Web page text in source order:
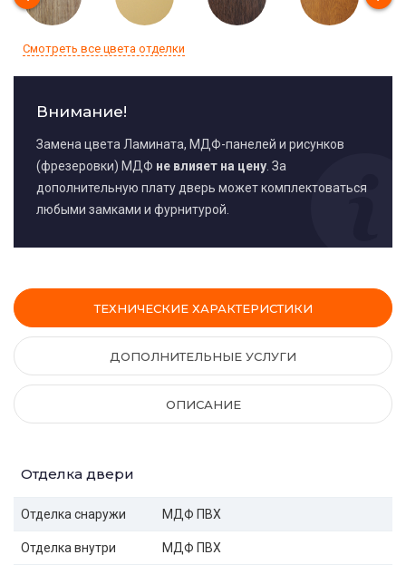
Смотреть все цвета отделки
Внимание!
Замена цвета Ламината, МДФ-панелей и рисунков
(фрезеровки) МДФ не влияет на цену . За
дополнительную плату дверь может комплектоваться
любыми замками и фурнитурой.
ТЕХНИЧЕСКИЕ ХАРАКТЕРИСТИКИ
ДОПОЛНИТЕЛЬНЫЕ УСЛУГИ
ОПИСАНИЕ
Отделка двери
Отделка снаружи МДФ ПВХ
Отделка внутри МДФ ПВХ